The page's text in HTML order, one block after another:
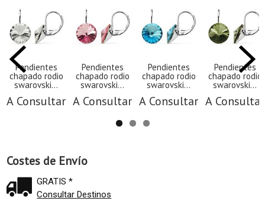
Costes de Envío
GRATIS *
Consultar Destinos
Pendientes
chapado rodio
swarovski...
A Consultar
Pendientes
chapado rodio
swarovski...
A Consultar
Pendientes
chapado rodio
swarovski...
A Consultar
Pendientes
chapado rodio
swarovski...
A Consultar